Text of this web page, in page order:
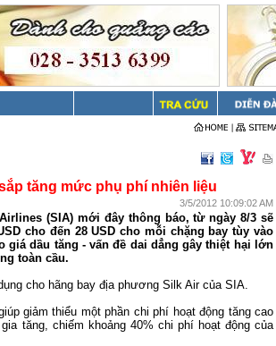
tăng mức phụ phí nhiên liệu
3/5/2012 10:09:02 AM
(SIA) mới đây thông báo, từ ngày 8/3 sẽ
cho đến 28 USD cho mỗi chặng bay tùy vào
giá dầu tăng - vấn đề dai dẳng gây thiệt hại lớn
toàn cầu.
cho hãng bay địa phương Silk Air của SIA.
giảm thiểu một phần chi phí hoạt động tăng cao
tăng, chiếm khoảng 40% chi phí hoạt động của